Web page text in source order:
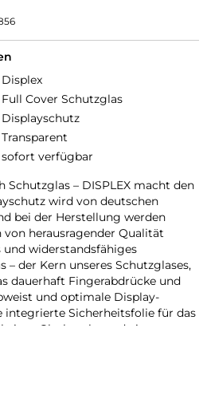
Displex
Full Cover Schutzglas
Displayschutz
Transparent
sofort verfügbar
– DISPLEX macht den
wird von deutschen
bei der Herstellung werden
herausragender Qualität
widerstandsfähiges
der Kern unseres Schutzglases,
dauerhaft Fingerabdrücke und
und optimale Display-
Sicherheitsfolie für das
Glasbruchs und ein
und zugleich rückstandsfreie
Fertigungsstandards mit
bietet DISPLEX bereits seit